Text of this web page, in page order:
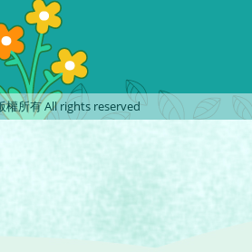
所有 All rights reserved